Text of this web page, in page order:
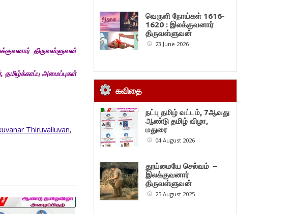
திருவள்ளுவன்
,தமிழ்க்காப்பு அமைப்புகள்
Thiruvalluvan,
வெருளி நோய்கள் 1616-
1620 : இலக்குவனார்
திருவள்ளுவன்
23 June 2026
கவிதை
நட்பு தமிழ் வட்டம், 7ஆவது
ஆண்டு தமிழ் விழா,
மதுரை
04 August 2026
தூய்மையே செல்வம் –
இலக்குவனார்
திருவள்ளுவன்
25 August 2025